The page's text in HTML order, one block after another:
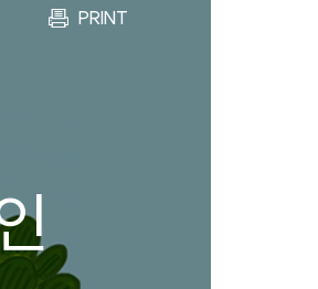
브
PRINT